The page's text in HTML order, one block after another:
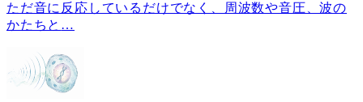
ただ音に反応しているだけでなく、周波数や音圧、波の
かたちと …